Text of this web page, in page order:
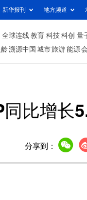
新华报刊 地方频道
全球连线 教育 科技 科创 量
溯源中国 城市旅游 能源
比增长
分享到：